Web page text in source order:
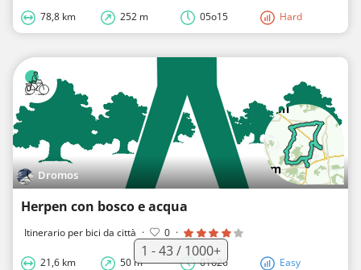
78,8 km 252 m 05o15 Hard
Dromos
Herpen con bosco e acqua
Itinerario per bici da città · 0 ·
21,6 km 50 m 01o26 Easy
1 - 43 / 1000+